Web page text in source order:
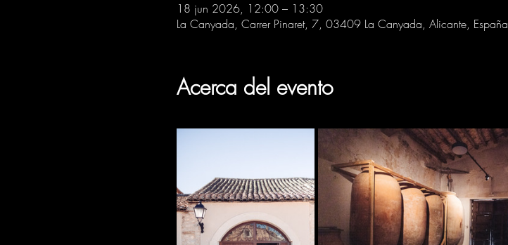
18 jun 2026, 12:00 – 13:30
La Canyada, Carrer Pinaret, 7, 03409 La Canyada, Alicante, España
Acerca del evento